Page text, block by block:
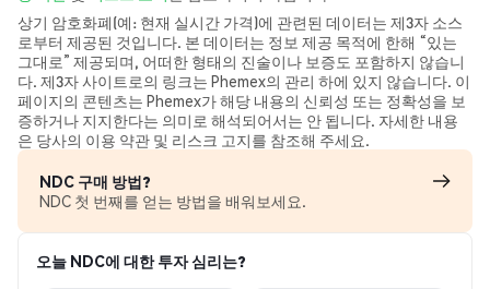
상기 암호화폐(예: 현재 실시간 가격)에 관련된 데이터는 제3자 소스
로부터 제공된 것입니다. 본 데이터는 정보 제공 목적에 한해 “있는
그대로” 제공되며, 어떠한 형태의 진술이나 보증도 포함하지 않습니
다. 제3자 사이트로의 링크는 Phemex의 관리 하에 있지 않습니다. 이
페이지의 콘텐츠는 Phemex가 해당 내용의 신뢰성 또는 정확성을 보
증하거나 지지한다는 의미로 해석되어서는 안 됩니다. 자세한 내용
은 당사의 이용 약관 및 리스크 고지를 참조해 주세요.
NDC 구매 방법?
NDC 첫 번째를 얻는 방법을 배워보세요.
오늘 NDC에 대한 투자 심리는?